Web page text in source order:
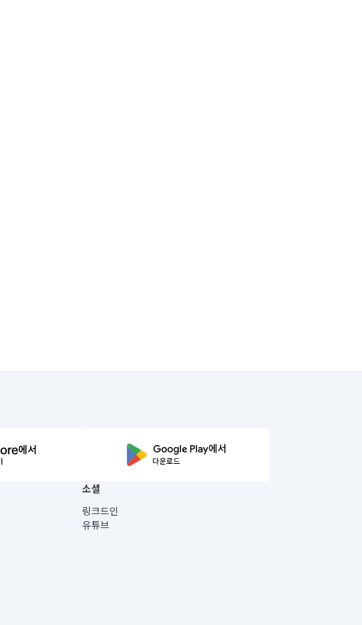
소셜
링크드인
유튜브